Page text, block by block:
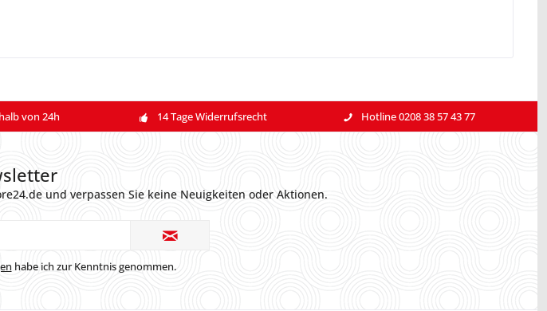
von 24h 14 Tage Widerrufsrecht Hotline 0208 38 57 43 77
und verpassen Sie keine Neuigkeiten oder Aktionen.
habe ich zur Kenntnis genommen.